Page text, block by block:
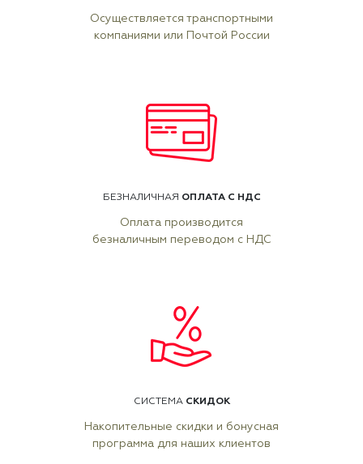
Осуществляется транспортными
компаниями или Почтой России
БЕЗНАЛИЧНАЯ ОПЛАТА С НДС
Оплата производится
безналичным переводом с НДС
СИСТЕМА СКИДОК
Накопительные скидки и бонусная
программа для наших клиентов